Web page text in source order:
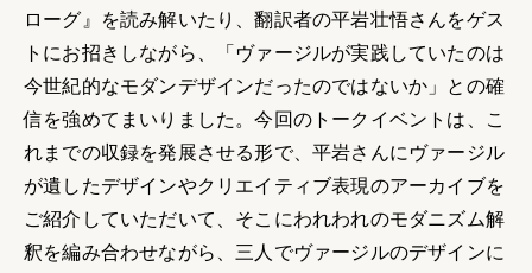
ローグ』を読み解いたり、翻訳者の平岩壮悟さんをゲス
トにお招きしながら、「ヴァージルが実践していたのは
今世紀的なモダンデザインだったのではないか」との確
信を強めてまいりました。今回のトークイベントは、こ
れまでの収録を発展させる形で、平岩さんにヴァージル
が遺したデザインやクリエイティブ表現のアーカイブを
ご紹介していただいて、そこにわれわれのモダニズム解
釈を編み合わせながら、三人でヴァージルのデザインに